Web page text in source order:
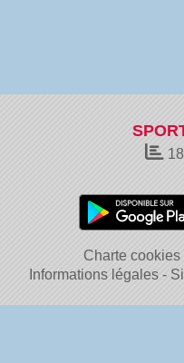
Charte cookies
Informations légales